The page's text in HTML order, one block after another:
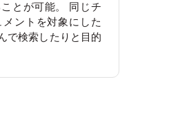
とが可能。 同じチ
ントを対象にした
で検索したりと目的